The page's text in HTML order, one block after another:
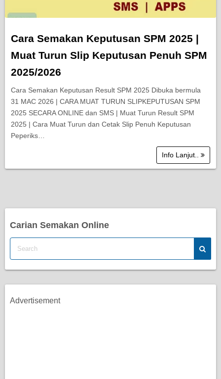
Cara Semakan Keputusan SPM 2025 |
Muat Turun Slip Keputusan Penuh SPM
2025/2026
Cara Semakan Keputusan Result SPM 2025 Dibuka bermula
31 MAC 2026 | CARA MUAT TURUN SLIPKEPUTUSAN SPM
2025 SECARA ONLINE dan SMS | Muat Turun Result SPM
2025 | Cara Muat Turun dan Cetak Slip Penuh Keputusan
Peperiks…
Info Lanjut..
Carian Semakan Online
Advertisement